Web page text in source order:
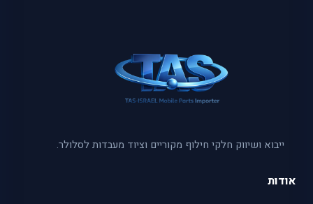
ייבוא ושיווק חלקי חילוף מקוריים וציוד מעבדות לסלולר.
אודות